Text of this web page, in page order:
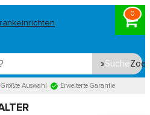
0
Suche
Größte Auswahl Erweiterte Garantie